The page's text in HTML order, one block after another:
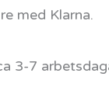
med Klarna.
3-7